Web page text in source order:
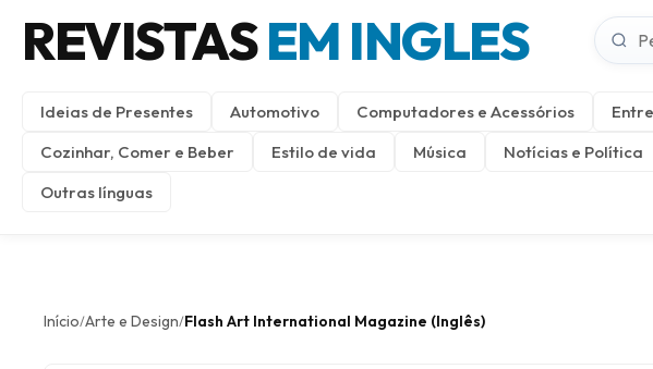
REVISTASEM INGLES
Ideias de Presentes Automotivo Computadores e Acessórios
Cozinhar, Comer e Beber
Estilo de vida Música Notícias e Política
Outras línguas
Início/Arte e Design/Flash Art International Magazine (Inglês)